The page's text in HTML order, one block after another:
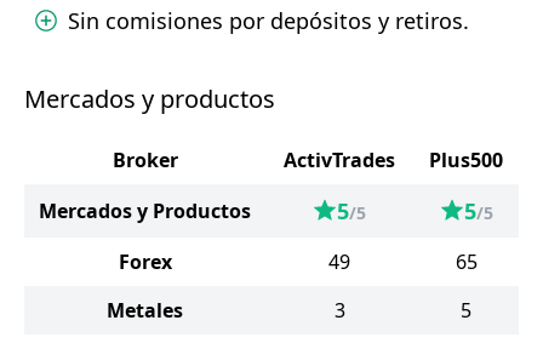
Sin comisiones por depósitos y retiros.
Mercados y productos
Broker ActivTrades
Plus500
Mercados y Productos
5/5 5/5
Forex 49
65
Metales
3
5